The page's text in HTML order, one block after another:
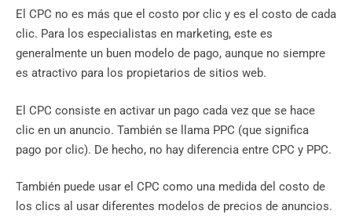
El CPC no es más que el costo por clic y es el costo de cada
clic. Para los especialistas en marketing, este es
generalmente un buen modelo de pago, aunque no siempre
es atractivo para los propietarios de sitios web.
El CPC consiste en activar un pago cada vez que se hace
clic en un anuncio. También se llama PPC (que significa
pago por clic). De hecho, no hay diferencia entre CPC y PPC.
También puede usar el CPC como una medida del costo de
los clics al usar diferentes modelos de precios de anuncios.